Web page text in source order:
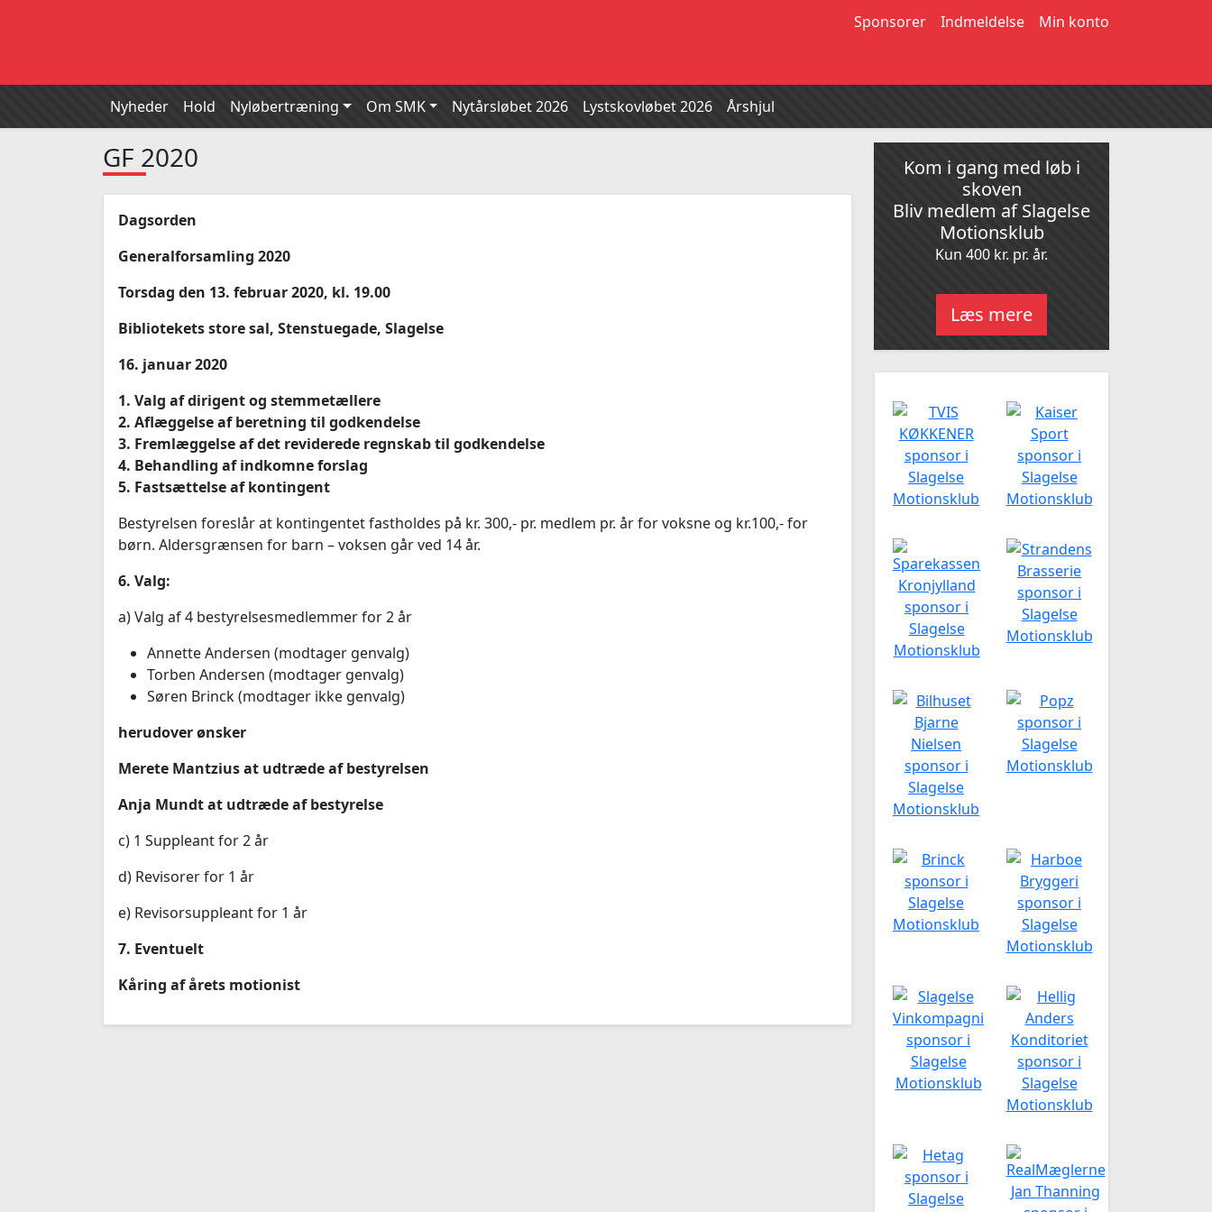
Sponsorer Indmeldelse Min konto
Nyheder Hold Nyløbertræning Om SMK Nytårsløbet 2026 Lystskovløbet 2026 Årshjul
GF 2020
Dagsorden
Generalforsamling 2020
Torsdag den 13. februar 2020, kl. 19.00
Bibliotekets store sal, Stenstuegade, Slagelse
16. januar 2020
1. Valg af dirigent og stemmetællere
2. Aflæggelse af beretning til godkendelse
3. Fremlæggelse af det reviderede regnskab til godkendelse
4. Behandling af indkomne forslag
5. Fastsættelse af kontingent
Bestyrelsen foreslår at kontingentet fastholdes på kr. 300,- pr. medlem pr. år for voksne og kr.100,- for
børn. Aldersgrænsen for barn – voksen går ved 14 år.
6. Valg:
a) Valg af 4 bestyrelsesmedlemmer for 2 år
Annette Andersen (modtager genvalg)
Torben Andersen (modtager genvalg)
Søren Brinck (modtager ikke genvalg)
herudover ønsker
Merete Mantzius at udtræde af bestyrelsen
Anja Mundt at udtræde af bestyrelse
c) 1 Suppleant for 2 år
d) Revisorer for 1 år
e) Revisorsuppleant for 1 år
7. Eventuelt
Kåring af årets motionist
Kom i gang med løb i
skoven
Bliv medlem af Slagelse
Motionsklub
Kun 400 kr. pr. år.
Læs mere